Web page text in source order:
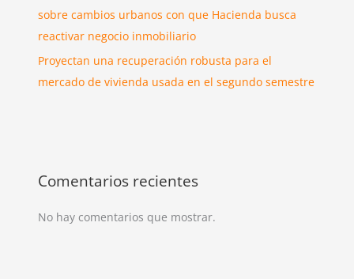
sobre cambios urbanos con que Hacienda busca
reactivar negocio inmobiliario
Proyectan una recuperación robusta para el
mercado de vivienda usada en el segundo semestre
Comentarios recientes
No hay comentarios que mostrar.